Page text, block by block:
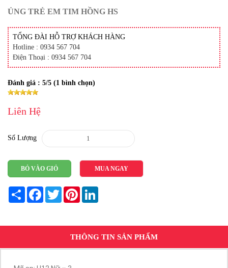
ỦNG TRẺ EM TIM HỒNG HS
TỔNG ĐÀI HỖ TRỢ KHÁCH HÀNG
Hotline : 0934 567 704
Điện Thoại : 0934 567 704
Đánh giá : 5/5 (1 bình chọn)
Liên Hệ
Số Lượng
BỎ VÀO GIỎ MUA NGAY
Share FacebookTwitterPinterest
THÔNG TIN SẢN PHẨM